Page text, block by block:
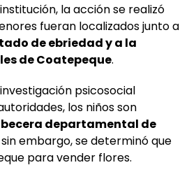
la acción se realizó
fueran localizados junto a
de ebriedad y a la
de Coatepeque.
psicosocial
los niños son
departamental de
sin embargo, se determinó que
para vender flores.